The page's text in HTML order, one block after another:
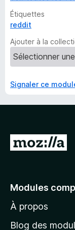
Étiquettes
reddit
Ajouter à la
Signaler ce
A
e
à
l
Modules
À propos
Blog des